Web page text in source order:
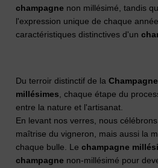
champagne non millésimé, tandis
l'expression unique de chaque
caractéristiques distinctives d'un
Du terroir distinctif de laChampagne
millésimes , chaque étape du
entre la nature et l'artisanat.
En levant nos verres, nous
maîtrise du vigneron, mais aussi la
chaque bulle. Lechampagne
champagne non-millésimé pour